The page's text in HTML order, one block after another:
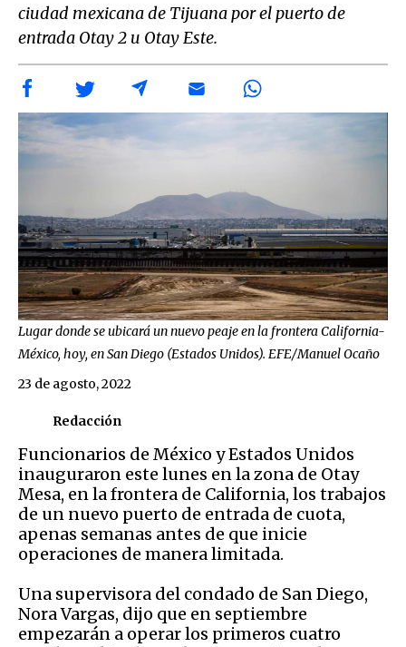
ciudad mexicana de Tijuana por el puerto de
entrada Otay 2 u Otay Este.
Lugar donde se ubicará un nuevo peaje en la frontera California-
México, hoy, en San Diego (Estados Unidos). EFE/Manuel Ocaño
Redacción
23 de agosto, 2022
Funcionarios de México y Estados Unidos
inauguraron este lunes en la zona de Otay
Mesa, en la frontera de California, los trabajos
de un nuevo puerto de entrada de cuota,
apenas semanas antes de que inicie
operaciones de manera limitada.
Una supervisora del condado de San Diego,
Nora Vargas, dijo que en septiembre
empezarán a operar los primeros cuatro